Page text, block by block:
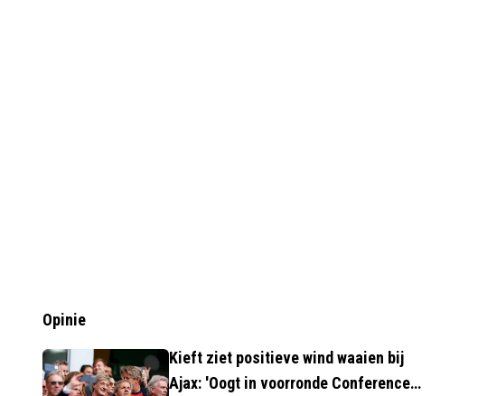
Opinie
Kieft ziet positieve wind waaien bij
Ajax: 'Oogt in voorronde Conference